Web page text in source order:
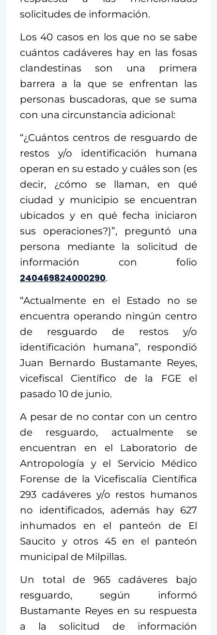
solicitudes de información.
Los 40 casos en los que no se sabe
cuántos cadáveres hay en las fosas
clandestinas son una primera
barrera a la que se enfrentan las
personas buscadoras, que se suma
con una circunstancia adicional:
“¿Cuántos centros de resguardo de
restos y/o identificación humana
operan en su estado y cuáles son (es
decir, ¿cómo se llaman, en qué
ciudad y municipio se encuentran
ubicados y en qué fecha iniciaron
sus operaciones?)”, preguntó una
persona mediante la solicitud de
información con folio
240469824000290.
“Actualmente en el Estado no se
encuentra operando ningún centro
de resguardo de restos y/o
identificación humana”, respondió
Juan Bernardo Bustamante Reyes,
vicefiscal Científico de la FGE el
pasado 10 de junio.
A pesar de no contar con un centro
de resguardo, actualmente se
encuentran en el Laboratorio de
Antropología y el Servicio Médico
Forense de la Vicefiscalía Científica
293 cadáveres y/o restos humanos
no identificados, además hay 627
inhumados en el panteón de El
Saucito y otros 45 en el panteón
municipal de Milpillas.
Un total de 965 cadáveres bajo
resguardo, según informó
Bustamante Reyes en su respuesta
a la solicitud de información